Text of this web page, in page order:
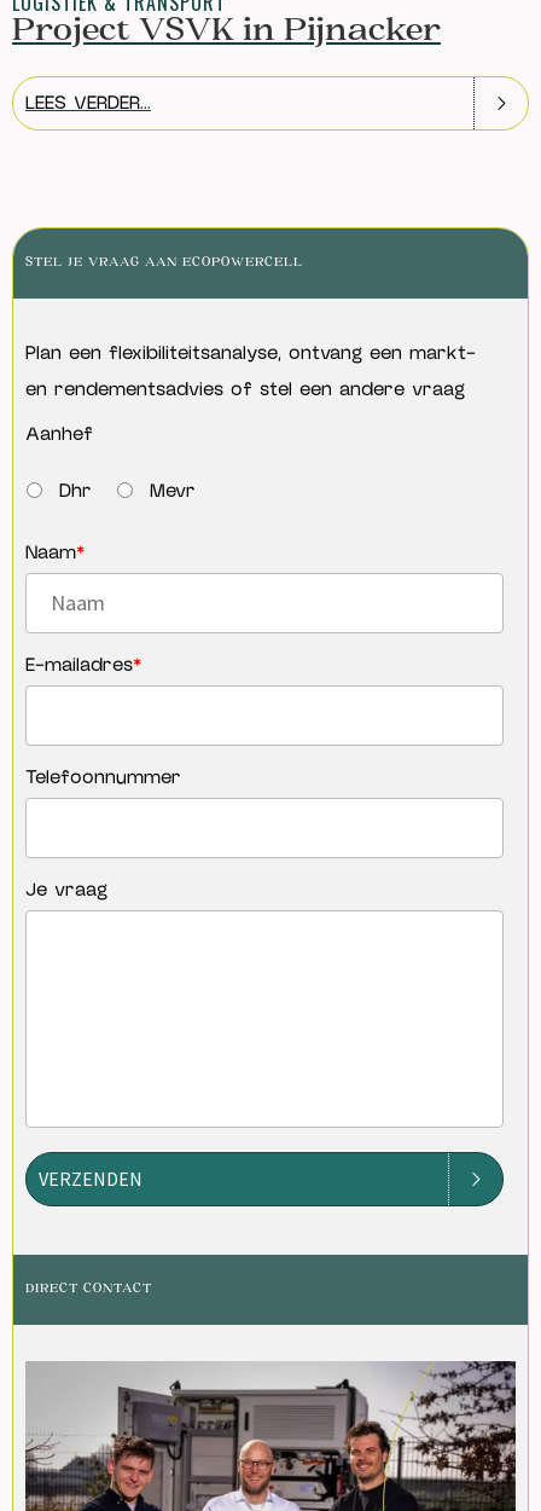
Project VSVK in Pijnacker
LEES VERDER...
STEL JE VRAAG AAN ECOPOWERCELL
Plan een flexibiliteitsanalyse, ontvang een markt-
en rendementsadvies of stel een andere vraag
Aanhef
Dhr Mevr
Naam*
E-mailadres*
Telefoonnummer
Je vraag
VERZENDEN
DIRECT CONTACT